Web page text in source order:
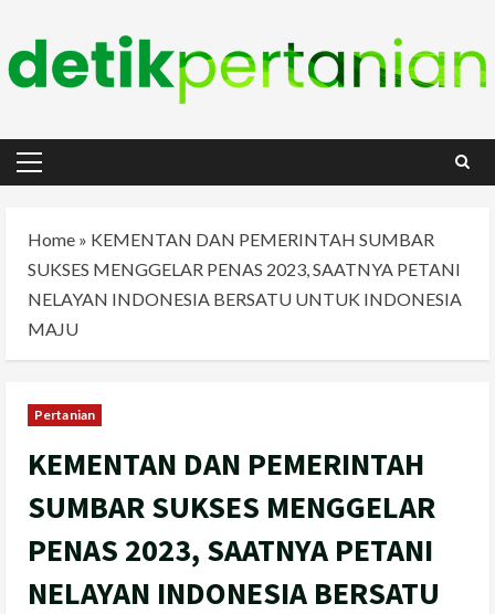
content
Primary
Home » KEMENTAN DAN PEMERINTAH SUMBAR
SUKSES MENGGELAR PENAS 2023, SAATNYA PETANI
NELAYAN INDONESIA BERSATU UNTUK INDONESIA
MAJU
Pertanian
KEMENTAN DAN PEMERINTAH
SUMBAR SUKSES MENGGELAR
PENAS 2023, SAATNYA PETANI
NELAYAN INDONESIA BERSATU